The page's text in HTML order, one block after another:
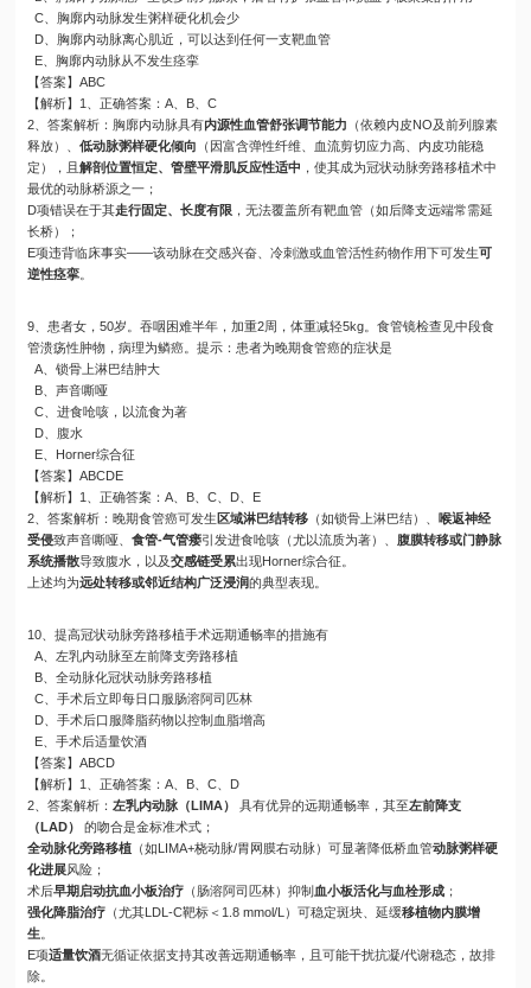
C、胸廓内动脉发生粥样硬化机会少
D、胸廓内动脉离心肌近，可以达到任何一支靶血管
E、胸廓内动脉从不发生痉挛
【答案】ABC
【解析】1、正确答案：A、B、C
2、答案解析：胸廓内动脉具有内源性血管舒张调节能力
（依赖内皮NO及前列腺素
释放）、低动脉粥样硬化倾向
（因富含弹性纤维、血流剪切应力高、内皮功能稳
定），且解剖位置恒定、管壁平滑肌反应性适中 ，使其成为冠状动脉旁路移植术中
最优的动脉桥源之一；
D项错误在于其走行固定、长度有限 ，无法覆盖所有靶血管（如后降支远端常需延
长桥）；
E项违背临床事实——该动脉在交感兴奋、冷刺激或血管活性药物作用下可发生可
逆性痉挛。
9、患者女，50岁。吞咽困难半年，加重2周，体重减轻5kg。食管镜检查见中段食
管溃疡性肿物，病理为鳞癌。提示：患者为晚期食管癌的症状是
A、锁骨上淋巴结肿大
B、声音嘶哑
C、进食呛咳，以流食为著
D、腹水
E、Horner综合征
【答案】ABCDE
【解析】1、正确答案：A、B、C、D、E
2、答案解析：晚期食管癌可发生 区域淋巴结转移 （如锁骨上淋巴结）、喉返神经
受侵致声音嘶哑、食管-气管瘘引发进食呛咳（尤以流质为著）、 腹膜转移或门静脉
系统播散导致腹水，以及交感链受累出现Horner综合征。
上述均为远处转移或邻近结构广泛浸润的典型表现。
10、提高冠状动脉旁路移植手术远期通畅率的措施有
A、左乳内动脉至左前降支旁路移植
B、全动脉化冠状动脉旁路移植
C、手术后立即每日口服肠溶阿司匹林
D、手术后口服降脂药物以控制血脂增高
E、手术后适量饮酒
【答案】ABCD
【解析】1、正确答案：A、B、C、D
2、答案解析：左乳内动脉（LIMA） 具有优异的远期通畅率，其至左前降支
（LAD）
的吻合是金标准术式；
全动脉化旁路移植 （如LIMA+桡动脉/胃网膜右动脉）可显著降低桥血管动脉粥样硬
化进展风险；
术后早期启动抗血小板治疗 （肠溶阿司匹林）抑制血小板活化与血栓形成 ；
强化降脂治疗 （尤其LDL-C靶标＜1.8 mmol/L）可稳定斑块、延缓移植物内膜增
生
E项适量饮酒无循证依据支持其改善远期通畅率，且可能干扰抗凝/代谢稳态，故排
除。